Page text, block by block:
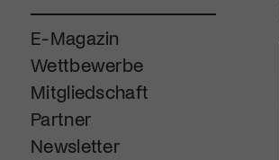
E-Magazin
Wettbewerbe
Mitgliedschaft
Partner
Newsletter